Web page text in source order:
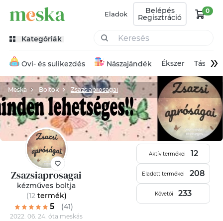
Eladok Belépés
Regisztráció
0
Kategóriák
Ovi- és sulikezdés Nászajándék Ékszer Táska»
Meska Boltok Zsazsiaprosagai
Zsazsiaprosagai
kézműves boltja
(12termék)
5 (41)
2022. 06. 24. óta meskás
Aktív termékei 12
Eladott termékei 208
Követői 233